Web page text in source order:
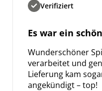
Verifiziert
Es war ein
Wunderschöner
verarbeitet und
Lieferung kam
angekündigt – top!